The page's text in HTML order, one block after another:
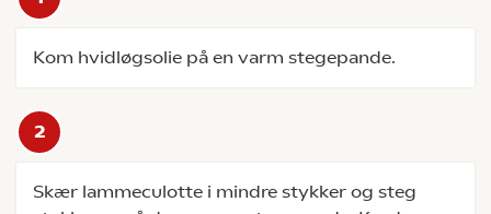
Kom hvidløgsolie på en varm stegepande.
Skær lammeculotte i mindre stykker og steg